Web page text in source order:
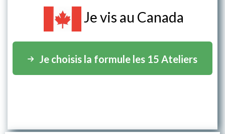
Je vis au Canada
Je choisis la formule les 15 Ateliers